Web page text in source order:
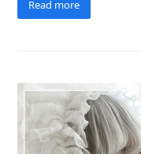
Read more